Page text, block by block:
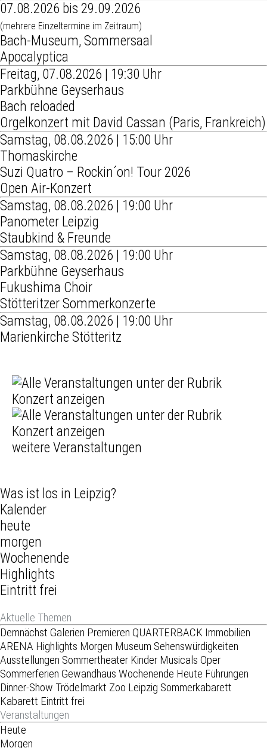
07.08.2026 bis 29.09.2026
(mehrere Einzeltermine im Zeitraum)
Bach-Museum, Sommersaal
Apocalyptica
Freitag, 07.08.2026 | 19:30 Uhr
Parkbühne Geyserhaus
Bach reloaded
Orgelkonzert mit David Cassan (Paris, Frankreich)
Samstag, 08.08.2026 | 15:00 Uhr
Thomaskirche
Suzi Quatro – Rockin´on! Tour 2026
Open Air-Konzert
Samstag, 08.08.2026 | 19:00 Uhr
Panometer Leipzig
Staubkind & Freunde
Samstag, 08.08.2026 | 19:00 Uhr
Parkbühne Geyserhaus
Fukushima Choir
Stötteritzer Sommerkonzerte
Samstag, 08.08.2026 | 19:00 Uhr
Marienkirche Stötteritz
weitere Veranstaltungen
Was ist los in Leipzig?
Kalender
heute
morgen
Wochenende
Highlights
Eintritt frei
Aktuelle Themen
Demnächst Galerien Premieren QUARTERBACK Immobilien
ARENA Highlights Morgen Museum Sehenswürdigkeiten
Ausstellungen Sommertheater Kinder Musicals Oper
Sommerferien Gewandhaus Wochenende Heute Führungen
Dinner-Show Trödelmarkt Zoo Leipzig Sommerkabarett
Kabarett Eintritt frei
Veranstaltungen
Heute
Morgen